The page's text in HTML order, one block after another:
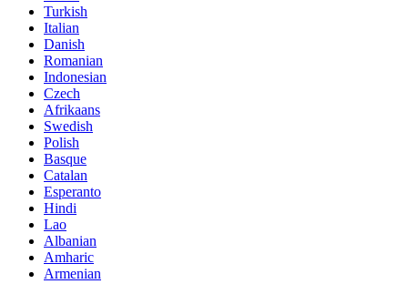
Turkish
Italian
Danish
Romanian
Indonesian
Czech
Afrikaans
Swedish
Polish
Basque
Catalan
Esperanto
Hindi
Lao
Albanian
Amharic
Armenian